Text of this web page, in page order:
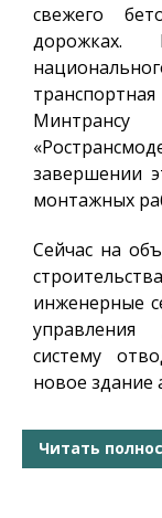
свежего
завершении
монтажных
Сейчас на
инженерные
управления
систему
новое здание
Читать